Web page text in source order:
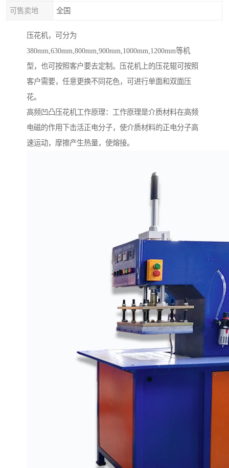
可售卖地 全国
压花机，可分为
380mm,630mm,800mm,900mm,1000mm,1200mm等机
型，也可按照客户要去定制。压花机上的压花辊可按照
客户需要，任意更换不同花色，可进行单面和双面压
花。
高频凹凸压花机工作原理：工作原理是介质材料在高频
电磁的作用下击活正电分子，使介质材料的正电分子高
速运动，摩擦产生热量，使熔接。